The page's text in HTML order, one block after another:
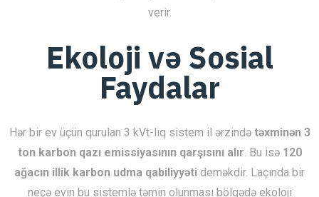
verir.
Ekoloji və Sosial
Faydalar
Hər bir ev üçün qurulan 3 kVt-lıq sistem il ərzində təxminən 3
ton karbon qazı emissiyasının qarşısını alır. Bu isə 120
ağacın illik karbon udma qabiliyyəti deməkdir. Laçında bir
neçə evin bu sistemlə təmin olunması bölgədə ekoloji